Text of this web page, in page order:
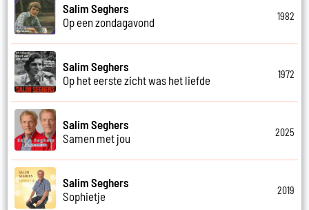
Salim Seghers
Op een zondagavond
1982
Salim Seghers
Op het eerste zicht was het liefde
1972
Salim Seghers
Samen met jou
2025
Salim Seghers
Sophietje
2019